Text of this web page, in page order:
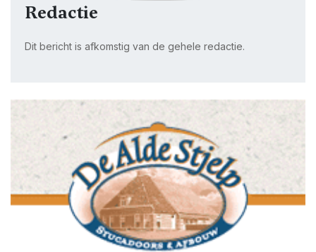
Redactie
Dit bericht is afkomstig van de gehele redactie.